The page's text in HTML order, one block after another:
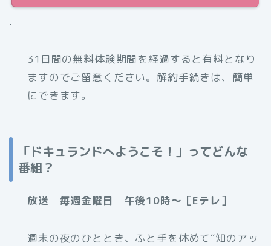
.
31日間の無料体験期間を経過すると有料となり
ますのでご留意ください。解約手続きは、簡単
にできます。
「ドキュランドへようこそ！」ってどんな
番組？
放送 毎週金曜日 午後10時～［Eテレ］
週末の夜のひととき、ふと手を休めて“知のアッ